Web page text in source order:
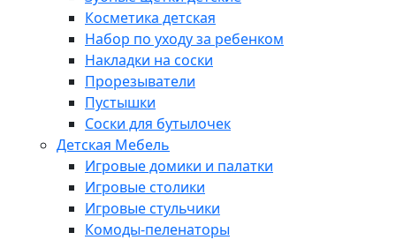
Косметика детская
Набор по уходу за ребенком
Накладки на соски
Прорезыватели
Пустышки
Соски для бутылочек
Детская Мебель
Игровые домики и палатки
Игровые столики
Игровые стульчики
Комоды-пеленаторы